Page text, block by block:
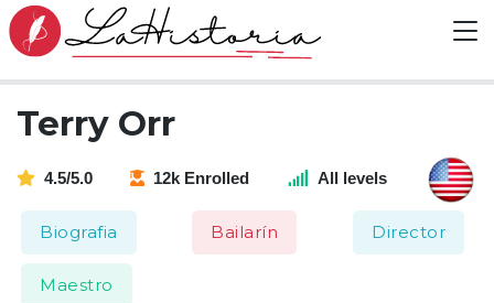
Terry Orr
4.5/5.0 12k Enrolled All levels
Biografia Bailarín Director
Maestro